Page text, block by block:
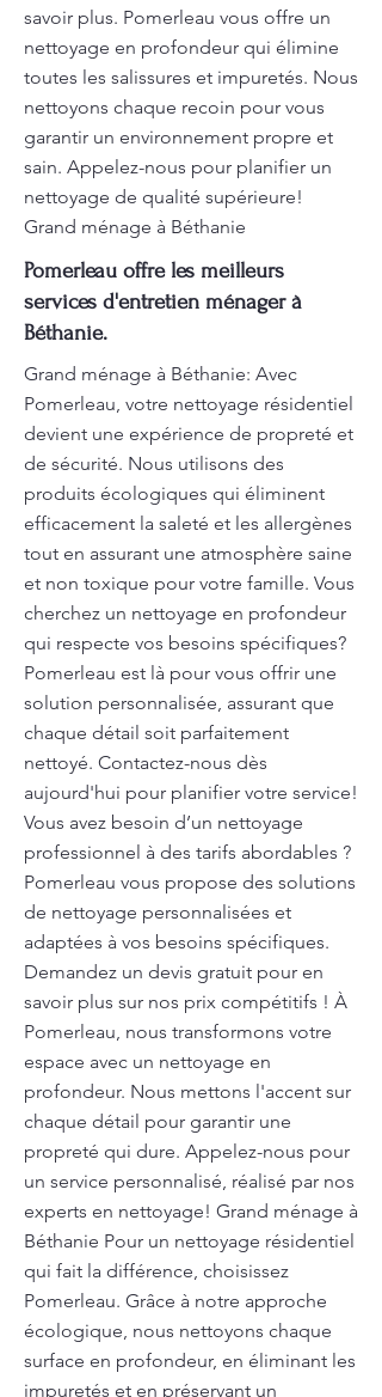
savoir plus. Pomerleau vous offre un
nettoyage en profondeur qui élimine
toutes les salissures et impuretés. Nous
nettoyons chaque recoin pour vous
garantir un environnement propre et
sain. Appelez-nous pour planifier un
nettoyage de qualité supérieure!
Grand ménage à Béthanie
Pomerleau offre les meilleurs
services d'entretien ménager à
Béthanie.
Grand ménage à Béthanie: Avec
Pomerleau, votre nettoyage résidentiel
devient une expérience de propreté et
de sécurité. Nous utilisons des
produits écologiques qui éliminent
efficacement la saleté et les allergènes
tout en assurant une atmosphère saine
et non toxique pour votre famille. Vous
cherchez un nettoyage en profondeur
qui respecte vos besoins spécifiques?
Pomerleau est là pour vous offrir une
solution personnalisée, assurant que
chaque détail soit parfaitement
nettoyé. Contactez-nous dès
aujourd'hui pour planifier votre service!
Vous avez besoin d’un nettoyage
professionnel à des tarifs abordables ?
Pomerleau vous propose des solutions
de nettoyage personnalisées et
adaptées à vos besoins spécifiques.
Demandez un devis gratuit pour en
savoir plus sur nos prix compétitifs ! À
Pomerleau, nous transformons votre
espace avec un nettoyage en
profondeur. Nous mettons l'accent sur
chaque détail pour garantir une
propreté qui dure. Appelez-nous pour
un service personnalisé, réalisé par nos
experts en nettoyage! Grand ménage à
Béthanie Pour un nettoyage résidentiel
qui fait la différence, choisissez
Pomerleau. Grâce à notre approche
écologique, nous nettoyons chaque
surface en profondeur, en éliminant les
impuretés et en préservant un